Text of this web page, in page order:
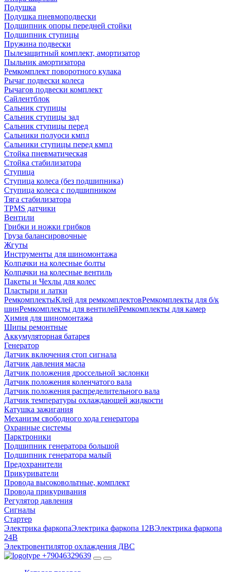
Подушка
Подушка пневмоподвески
Подшипник опоры передней стойки
Подшипник ступицы
Пружина подвески
Пылезащитный комплект, амортизатор
Пыльник амортизатора
Ремкомплект поворотного кулака
Рычаг подвески колеса
Рычагов подвески комплект
Сайлентблок
Сальник ступицы
Сальник ступицы зад
Сальник ступицы перед
Сальники полуоси кмпл
Сальники ступицы перед кмпл
Стойка пневматическая
Стойка стабилизатора
Ступица
Ступица колеса (без подшипника)
Ступица колеса с подшипником
Тяга стабилизатора
TPMS датчики
Вентили
Грибки и ножки грибков
Груза балансировочные
Жгуты
Инструменты для шиномонтажа
Колпачки на колесные болты
Колпачки на колесные вентиль
Пакеты и Чехлы для колес
Пластыри и латки
РемкомплектыКлей для ремкомплектовРемкомплекты для б/к
шинРемкомплекты для вентилейРемкомплекты для камер
Химия для шиномонтажа
Шипы ремонтные
Аккумуляторная батарея
Генератор
Датчик включения стоп сигнала
Датчик давления масла
Датчик положения дроссельной заслонки
Датчик положения коленчатого вала
Датчик положения распределительного вала
Датчик температуры охлаждающей жидкости
Катушка зажигания
Механизм свободного хода генератора
Охранные системы
Парктроники
Подшипник генератора большой
Подшипник генератора малый
Предохранители
Прикуриватели
Провода высоковольтные, комплект
Провода прикуривания
Регулятор давления
Сигналы
Стартер
Электрика фаркопаЭлектрика фаркопа 12ВЭлектрика фаркопа
24В
Электровентилятор охлаждения ДВС
+79046329639